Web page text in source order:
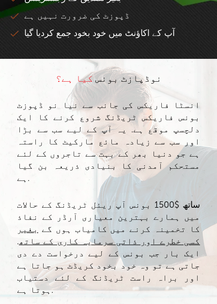
ڈپوزٹ کی ضرورت نہیں ہے
آپ کے اکاؤنٹ میں خود بخود جمع کردیا گیا
نوڈپازٹ بونسکیا ہے؟
انسٹا فاریکس کی جانب سے نیا نو ڈپوزٹ
بونس فاریکس ٹریڈنگ شروع کرنے کا ایک
دلچسپ موقع ہے. یہ آپ کے لیے سب سے بڑا
اور سب سے زیادہ مائع مارکیٹ کا راستہ
ہے جو دنیا بھر کے بہت سے تاجروں کے لئے
مستحکم آمدنی کا بنیادی ذریعہ بن گیا
ہے.
ساتھ $1500 بونس آپ ریئل ٹریڈنگ کے حالات
میں ہمارے بہترین معیاری آرڈر کے نفاذ
کا تخمینہ کرنے میں کامیاب ہوں گے بغیر
کسی خطرے اور ذاتی سرمایہ کاری کے ساتھ.
ایک بار جب بونس کے لیے درخواست دے دی
جاتی ہے تو وہ خود بخود کریڈٹ ہو جاتا ہے
اور براہ راست ٹریڈنگ کے لئے دستیاب
ہوتا ہے.